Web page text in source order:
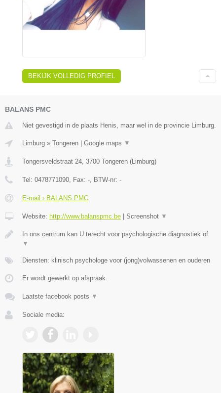
BEKIJK VOLLEDIG PROFIEL
BALANS PMC
Niet gevestigd in de plaats Henis, maar wel in de provincie Limburg.
Limburg » Tongeren Google maps ▼
Tongersveldstraat 24, 3700 Tongeren (Limburg)
Tel: 0478771090, Fax: -, BTW-nr: -
E-mail › BALANS PMC
Website: http://www.balanspmc.be Screenshot ▼
In ons centrum kan U terecht voor psychologische diagnostiek of
▼
Diensten: klinisch psychologe voor (jong)volwassenen en ouderen
Er wordt gewerkt op afspraak.
Laatste facebook posts ▼
Sociale media: